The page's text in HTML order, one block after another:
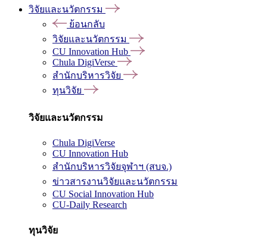
วิจัยและนวัตกรรม
ย้อนกลับ
วิจัยและนวัตกรรม
CU Innovation Hub
Chula DigiVerse
สำนักบริหารวิจัย
ทุนวิจัย
วิจัยและนวัตกรรม
Chula DigiVerse
CU Innovation Hub
สำนักบริหารวิจัยจุฬาฯ (สบจ.)
ข่าวสารงานวิจัยและนวัตกรรม
CU Social Innovation Hub
CU-Daily Research
ทุนวิจัย